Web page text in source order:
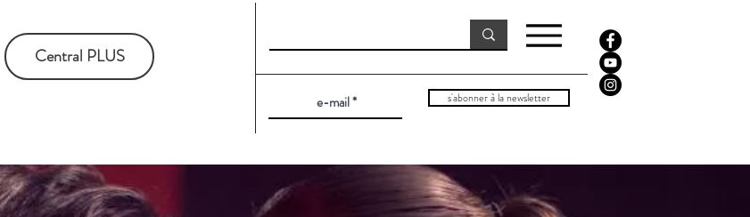
Central PLUS
s'abonner à la newsletter